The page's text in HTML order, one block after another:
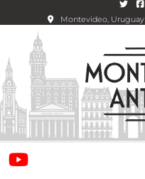
Montevideo, Uruguay